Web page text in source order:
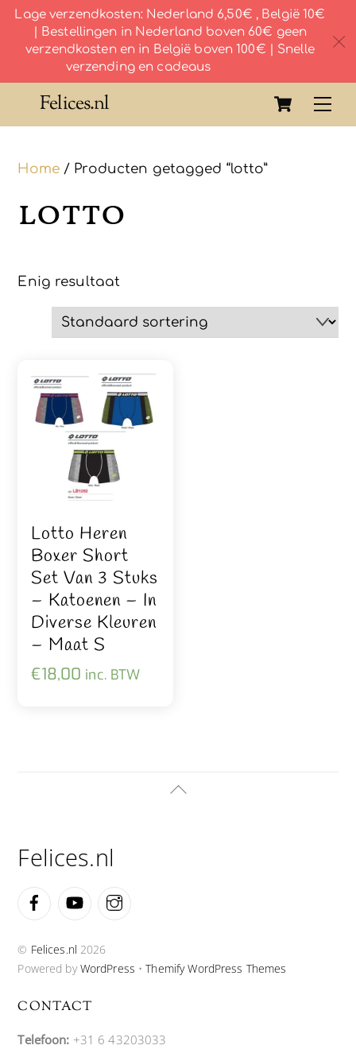
Lage verzendkosten: Nederland 6,50€ , België 10€
| Bestellingen in Nederland boven 60€ geen
verzendkosten en in België boven 100€ | Snelle
verzending en cadeaus
c
Cart
Felices.nl
Home/ Producten getagged “lotto”
lotto
Enig resultaat
Lotto Heren
Boxer Short
Set Van 3 Stuks
– Katoenen – In
Diverse Kleuren
– Maat S
€18,00 inc. BTW
Back
Felices.nl
FacebookYouTube
© Felices.nl 2026
Powered byWordPress •Themify WordPress Themes
CONTACT
Telefoon: +31 6 43203033